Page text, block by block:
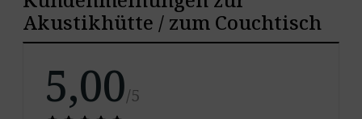
Akustikhütte / zum Couchtisch
5,00/5